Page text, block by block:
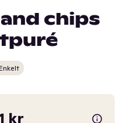
chips
kr